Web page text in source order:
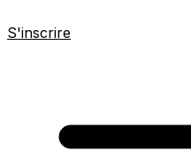
S'inscrire